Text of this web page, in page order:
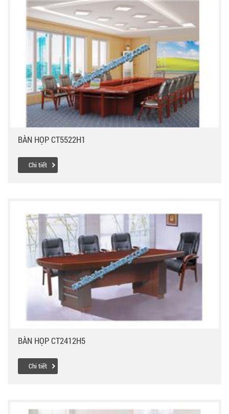
BÀN HỌP CT5522H1
Chi tiết
BÀN HỌP CT2412H5
Chi tiết